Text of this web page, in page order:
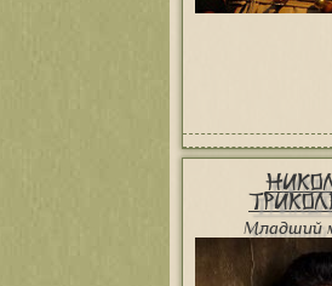
Младший